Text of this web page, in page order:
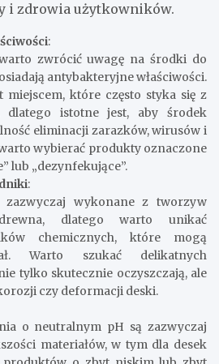
i zdrowia użytkowników.
:
zwrócić uwagę na środki do
antybakteryjne właściwości.
miejscem, które często styka się z
dlatego istotne jest, aby środek
eliminacji zarazków, wirusów i
wybierać produkty oznaczone
lub „dezynfekujące”.
:
zazwyczaj wykonane z tworzyw
dlatego warto unikać
chemicznych, które mogą
Warto szukać delikatnych
tylko skutecznie oczyszczają, ale
czy deformacji deski.
o neutralnym pH są zazwyczaj
materiałów, w tym dla desek